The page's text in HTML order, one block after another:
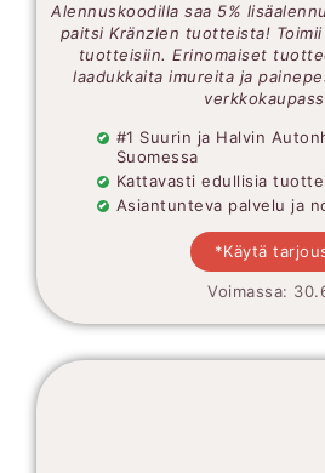
Alennuskoodilla saa 5%
paitsi Kränzlen tuotteista!
tuotteisiin. Erinomaiset
laadukkaita imureita ja
#1 Suurin ja Halvin
Suomessa
Kattavasti edullisia
Asiantunteva palvelu ja
*Käytä
Voimassa: